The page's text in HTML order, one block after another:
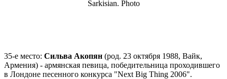
35-е место: Сильва Акопян (род. 23 октября 1988, Вайк,
Армения) - армянская певица, победительница проходившего
в Лондоне песенного конкурса "Next Big Thing 2006".